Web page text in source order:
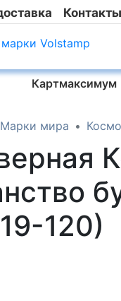
Контакты
Картмаксимум
Марки мира
120)